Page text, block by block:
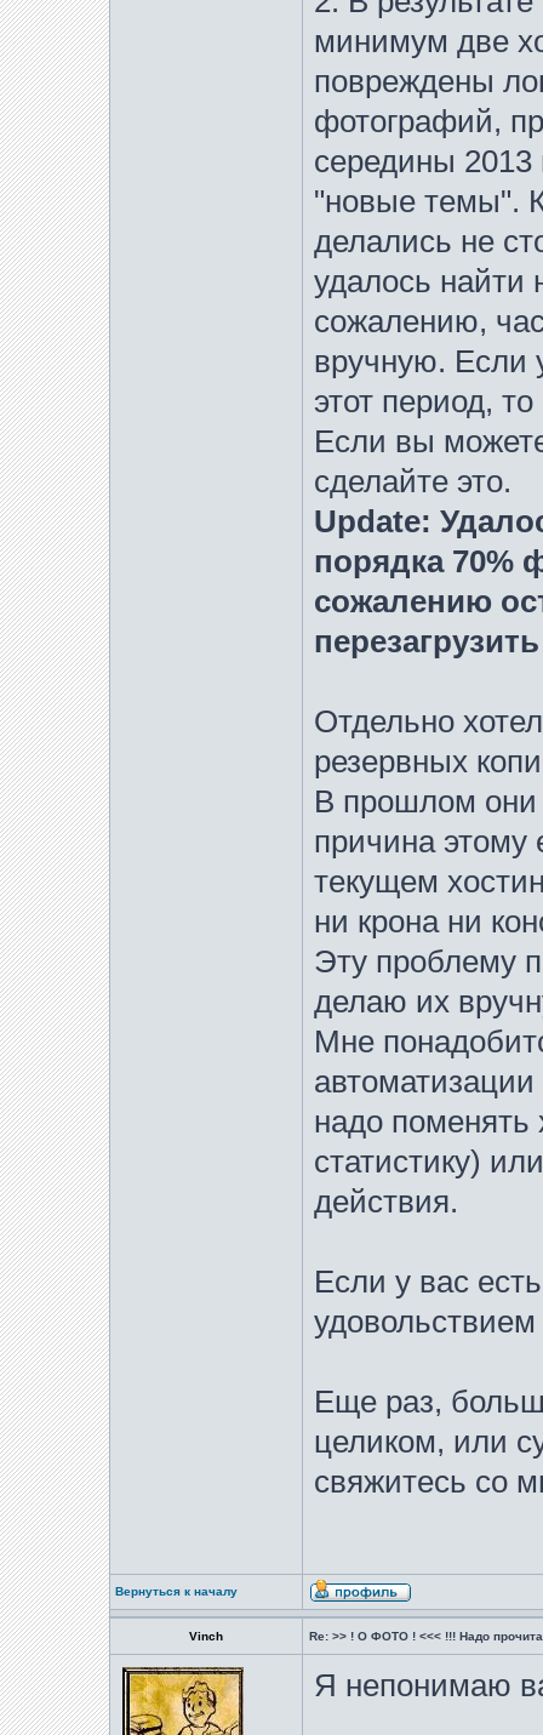
минимум две
повреждены
фотографий,
середины 2013
"новые темы".
делались не
удалось найти
сожалению,
вручную. Если
этот период,
Если вы
сделайте это.
Update:
порядка 70%
сожалению
Отдельно
резервных
В прошлом они
причина этому
текущем
ни крона ни
Эту проблему
делаю их
Мне
автоматизации
надо поменять
статистику)
действия.
Если у вас
Еще раз,
целиком, или
свяжитесь со
Вернуться к началу
Vinch Re: >> ! О ФОТО ! <<< !!! Надо
Я непонимаю